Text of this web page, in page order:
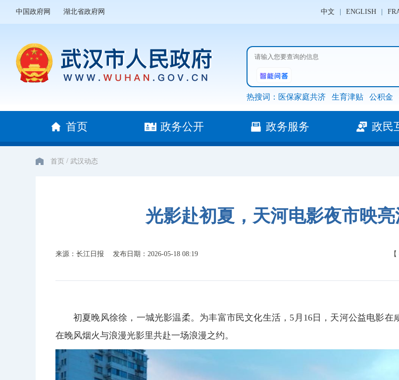
中国政府网 湖北省政府网 中文 ENGLISH
热搜词： 医保家庭共济 生育津贴 公积金
首页 政务公开 政务服务 政民
首页 / 武汉动态
光影赴初夏，天河电影夜市映
来源：长江日报 发布日期：2026-05-18 08:19
初夏晚风徐徐，一城光影温柔。为丰富市民文化生活，5月16日，天河公益电影
在晚风烟火与浪漫光影里共赴一场浪漫之约。